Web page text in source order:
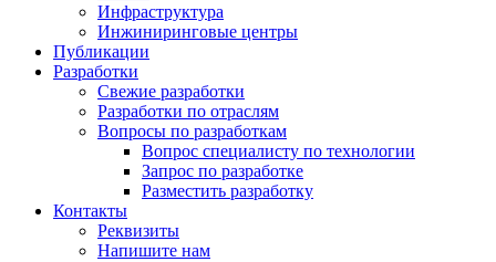
Инфраструктура
Инжиниринговые центры
Публикации
Разработки
Свежие разработки
Разработки по отраслям
Вопросы по разработкам
Вопрос специалисту по технологии
Запрос по разработке
Разместить разработку
Контакты
Реквизиты
Напишите нам